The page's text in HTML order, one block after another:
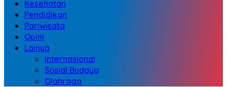
Kesehatan
Pendidikan
Pariwisata
Opini
Lainya
Internasional
Sosial Budaya
Olahraga